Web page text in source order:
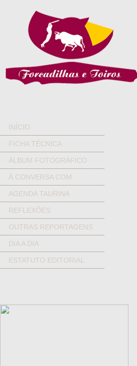
INÍCIO
FICHA TÉCNICA
ÁLBUM FOTOGRÁFICO
À CONVERSA COM
AGENDA TAURINA
REFLEXÕES
OUTRAS REPORTAGENS
DIA A DIA
ESTATUTO EDITORIAL